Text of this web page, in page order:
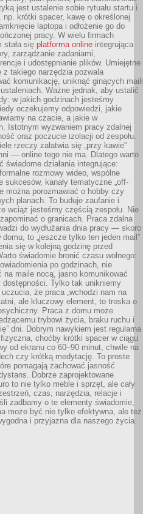
jest ustalenie sobie rytuału startu i
np. krótki spacer, kawę o określonej
laptopa i odłożenie go do
pracy. W wielu firmach
stała się platforma online integrująca
zarządzanie zadaniami,
i udostępnianie plików. Umiejętne
z takiego narzędzia pozwala
komunikację, uniknąć ginących maili
Ważne jednak, aby ustalić
w jakich godzinach jesteśmy
oczekujemy odpowiedzi, jakie
na czacie, a jakie w
Istotnym wyzwaniem pracy zdalnej
oraz poczucie izolacji od zespołu.
rzeczy załatwia się „przy kawie”
— online tego nie ma. Dlatego warto
świadome działania integrujące:
rozmowy wideo, wspólne
sukcesów, kanały tematyczne „off-
można porozmawiać o hobby czy
planach. To buduje zaufanie i
wciąż jesteśmy częścią zespołu. Nie
o granicach. Praca zdalna
do wydłużania dnia pracy — skoro
domu, to „jeszcze tylko ten jeden mail”
się w kolejną godzinę przed
świadomie bronić czasu wolnego:
po godzinach, nie
na maile nocą, jasno komunikować
dostępności. Tylko tak unikniemy
że praca „wchodzi nam na
ale kluczowy element, to troska o
Praca z domu może
trybowi życia, braku ruchu i
dni. Dobrym nawykiem jest regularna
choćby krótki spacer w ciągu
od ekranu co 60–90 minut, chwile na
czy krótką medytację. To proste
pomagają zachować jasność
Dobrze zaprojektowane
to nie tylko meble i sprzęt, ale cały
czas, narzędzia, relacje i
zadbamy o te elementy świadomie,
może być nie tylko efektywna, ale też
i przyjazna dla naszego życia.